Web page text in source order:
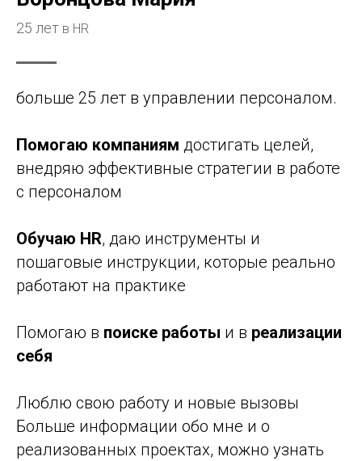
25 лет в HR
больше 25 лет в управлении персоналом.
Помогаю компаниям достигать целей,
внедряю эффективные стратегии в работе
с персоналом
Обучаю HR, даю инструменты и
пошаговые инструкции, которые реально
работают на практике
Помогаю в поиске работы и в реализации
себя
Люблю свою работу и новые вызовы
Больше информации обо мне и о
реализованных проектах, можно узнать